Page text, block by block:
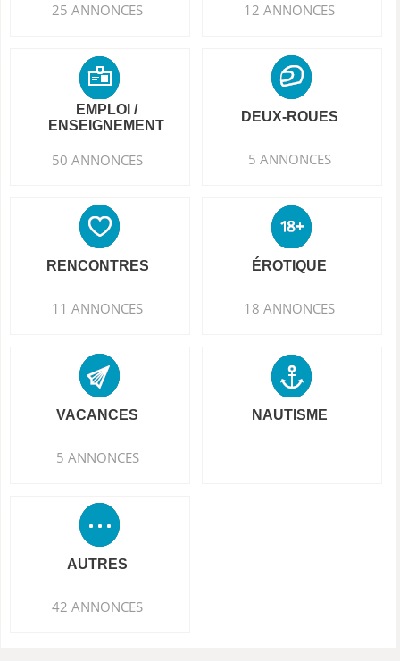
25 ANNONCES 12 ANNONCES
EMPLOI /
ENSEIGNEMENT
50 ANNONCES
DEUX-ROUES
5 ANNONCES
RENCONTRES
11 ANNONCES
ÉROTIQUE
18 ANNONCES
VACANCES
5 ANNONCES
NAUTISME
AUTRES
42 ANNONCES